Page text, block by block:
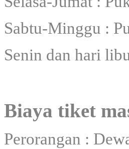
Sabtu-Minggu :
Senin dan hari
Biaya tiket
Perorangan :